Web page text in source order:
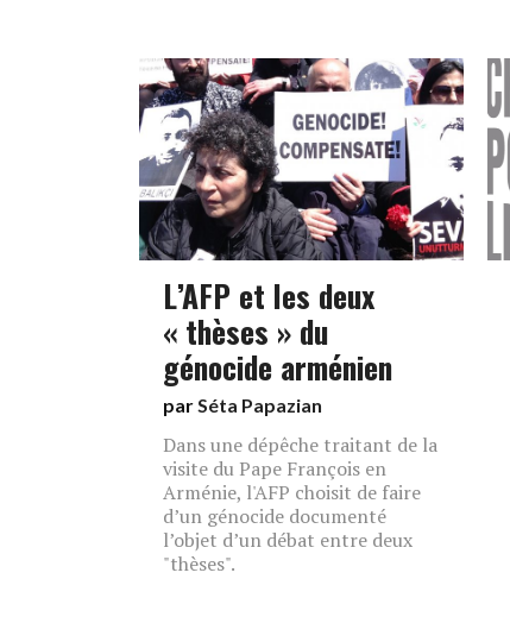
L’AFP et les deux
« thèses » du
génocide arménien
parSéta Papazian
Dans une dépêche traitant de la
visite du Pape François en
Arménie, l'AFP choisit de faire
d’un génocide documenté
l’objet d’un débat entre deux
"thèses".